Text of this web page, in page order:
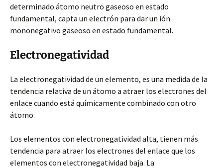
determinado átomo neutro gaseoso en estado
fundamental, capta un electrón para dar un ión
mononegativo gaseoso en estado fundamental.
Electronegatividad
La electronegatividad de un elemento, es una medida de la
tendencia relativa de un átomo a atraer los electrones del
enlace cuando está químicamente combinado con otro
átomo.
Los elementos con electronegatividad alta, tienen más
tendencia para atraer los electrones del enlace que los
elementos con electronegatividad baja. La